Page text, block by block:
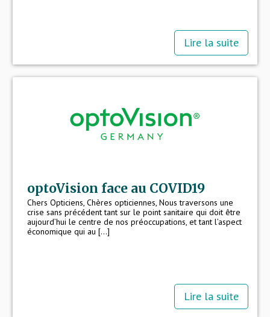
Lire la suite
optoVision face au COVID19
Chers Opticiens, Chères opticiennes, Nous traversons une
crise sans précédent tant sur le point sanitaire qui doit être
aujourd’hui le centre de nos préoccupations, et tant l’aspect
économique qui au [...]
Lire la suite